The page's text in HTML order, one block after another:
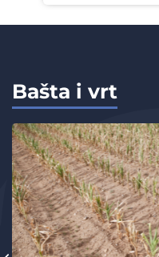
Bašta i vrt